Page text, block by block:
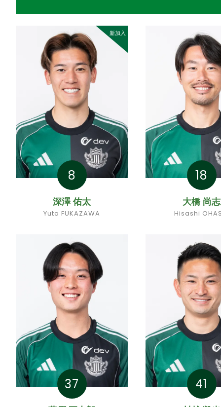
新加入
8
深澤 佑太
Yuta FUKAZAWA
18
大橋 尚志
Hisashi
37 41